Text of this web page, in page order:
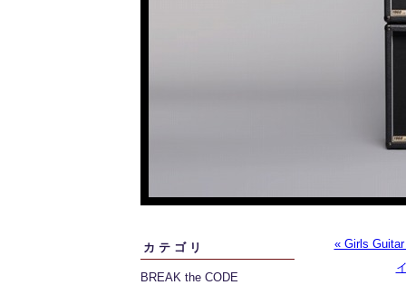
カテゴリ
BREAK the CODE
« Girls